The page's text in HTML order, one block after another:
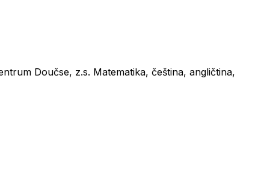
Doučse, z.s. Matematika, čeština, angličtina,